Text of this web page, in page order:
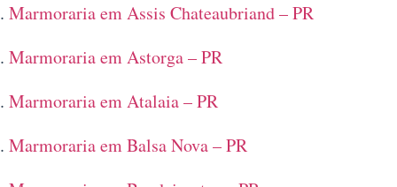
Marmoraria em Assis Chateaubriand – PR
Marmoraria em Astorga – PR
Marmoraria em Atalaia – PR
Marmoraria em Balsa Nova – PR